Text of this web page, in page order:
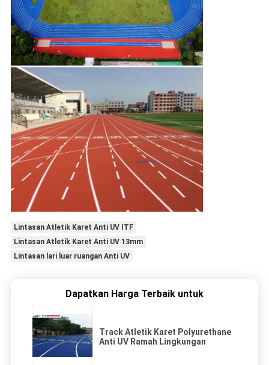
Lintasan Atletik Karet Anti UV ITF
Lintasan Atletik Karet Anti UV 13mm
Lintasan lari luar ruangan Anti UV
Dapatkan Harga Terbaik untuk
Track Atletik Karet Polyurethane
Anti UV Ramah Lingkungan